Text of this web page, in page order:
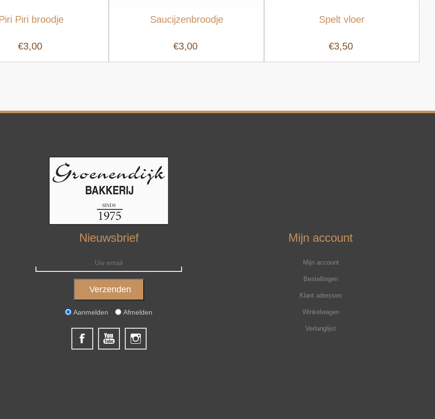
Piri broodje
€3,00
Saucijzenbroodje
€3,00
Spelt vloer
€3,50
Nieuwsbrief
Aanmelden Afmelden
Mijn account
Mijn account
Bestellingen
Klant adressen
Winkelwagen
Verlanglijst